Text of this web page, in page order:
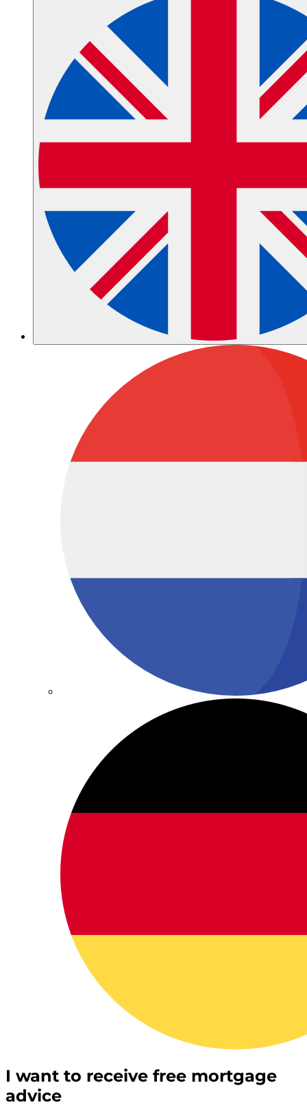
I want to receive free mortgage
advice